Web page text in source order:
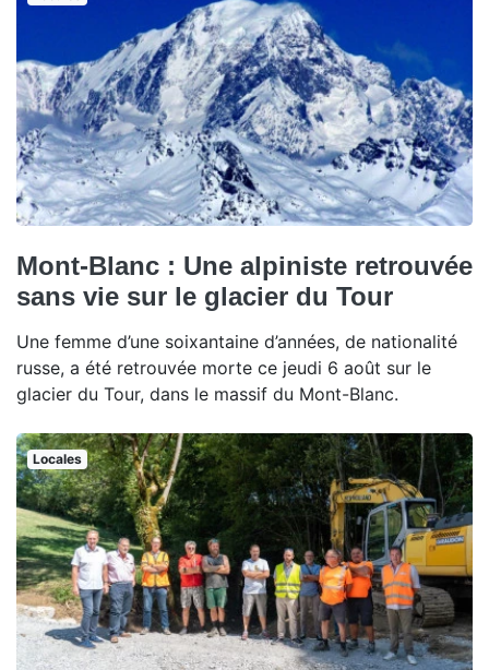
Mont-Blanc : Une alpiniste retrouvée
sans vie sur le glacier du Tour
Une femme d’une soixantaine d’années, de nationalité
russe, a été retrouvée morte ce jeudi 6 août sur le
glacier du Tour, dans le massif du Mont-Blanc.
Locales